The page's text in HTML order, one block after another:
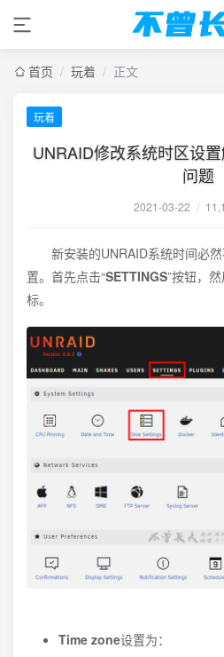
首页 / 玩着 / 正文
玩着
UNRAID修改系统时区设
问题
2021-03-22 /
新安装的UNRAID系统时间必然
置。首先点击“SETTINGS”按钮，
标。
Time zone设置为：